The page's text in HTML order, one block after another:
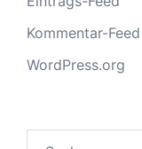
Kommentar-Feed
WordPress.org